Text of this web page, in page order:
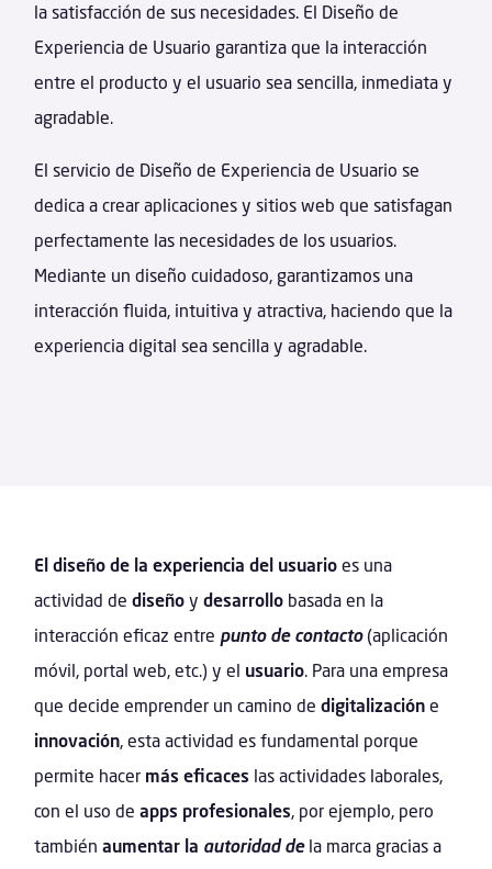
la satisfacción de sus necesidades. El Diseño de
Experiencia de Usuario garantiza que la interacción
entre el producto y el usuario sea sencilla, inmediata y
agradable.
El servicio de Diseño de Experiencia de Usuario se
dedica a crear aplicaciones y sitios web que satisfagan
perfectamente las necesidades de los usuarios.
Mediante un diseño cuidadoso, garantizamos una
interacción fluida, intuitiva y atractiva, haciendo que la
experiencia digital sea sencilla y agradable.
El diseño de la experiencia del usuario es una
actividad dediseño ydesarrollo basada en la
interacción eficaz entre punto de contacto (aplicación
móvil, portal web, etc.) y el usuario. Para una empresa
que decide emprender un camino dedigitalización e
innovación, esta actividad es fundamental porque
permite hacer más eficaces las actividades laborales,
con el uso deapps profesionales, por ejemplo, pero
tambiénaumentar la autoridad dela marca gracias a